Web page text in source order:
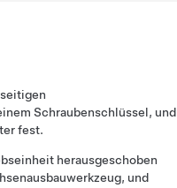
Schraubenschlüssel, und
fest.
herausgeschoben
und